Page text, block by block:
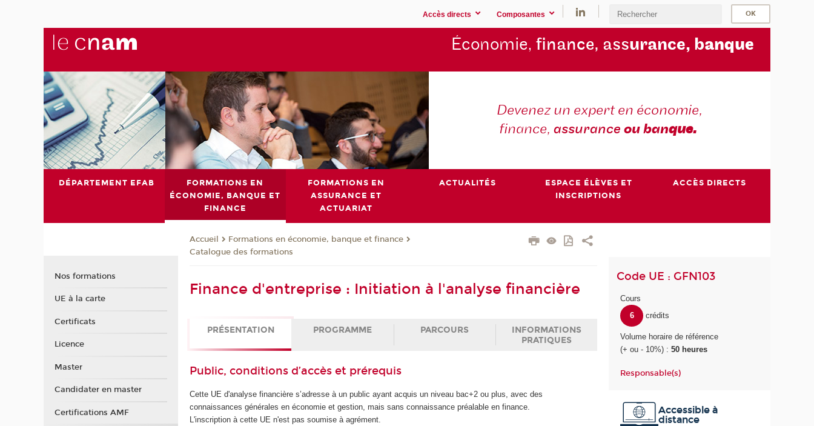
Accès directs Composantes
Économie, finance, assurance, banque
Devenez un expert en économie,
finance, assurance ou banque.
DÉPARTEMENT EFAB
FORMATIONS EN
ÉCONOMIE, BANQUE ET
FINANCE
FORMATIONS EN
ASSURANCE ET
ACTUARIAT
ACTUALITÉS
ESPACE ÉLÈVES ET
INSCRIPTIONS
ACCÈS DIRECTS
Accueil
Formations en économie, banque et finance
Catalogue des formations
Finance d'entreprise : Initiation à l'analyse financière
PRÉSENTATION PROGRAMME PARCOURS
INFORMATIONS
PRATIQUES
Public, conditions d’accès et prérequis
Cette UE d'analyse financière s’adresse à un public ayant acquis un niveau bac+2 ou plus, avec des
connaissances générales en économie et gestion, mais sans connaissance préalable en finance.
L'inscription à cette UE n'est pas soumise à agrément.
Code UE : GFN103
Cours
6
crédits
Volume horaire de référence
(+ ou - 10%) :50 heures
Responsable(s)
Accessible à
distance
Nos formations
UE à la carte
Certificats
Licence
Master
Candidater en master
Certifications AMF